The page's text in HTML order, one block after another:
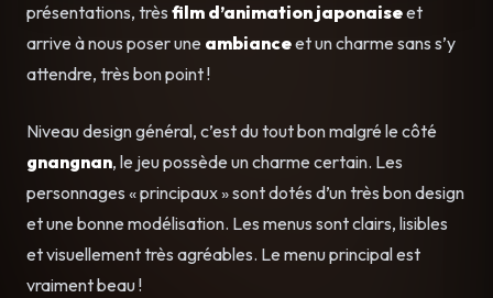
présentations, très film d’animation japonaiseet
arrive à nous poser une ambianceet un charme sans s’y
attendre, très bon point !
Niveau design général, c’est du tout bon malgré le côté
gnangnan, le jeu possède un charme certain. Les
personnages « principaux » sont dotés d’un très bon design
et une bonne modélisation. Les menus sont clairs, lisibles
et visuellement très agréables. Le menu principal est
vraiment beau !